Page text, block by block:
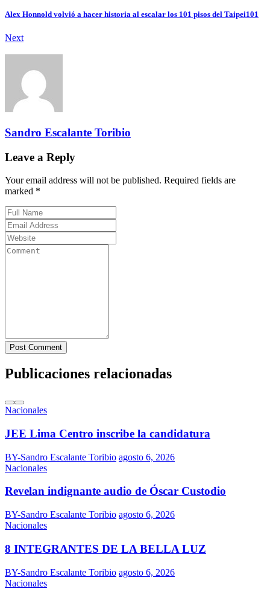
Alex Honnold volvió a hacer historia al escalar los 101 pisos del Taipei101
Next
Sandro Escalante Toribio
Leave a Reply
Your email address will not be published. Required fields are
marked *
Post Comment
Publicaciones relacionadas
Nacionales
JEE Lima Centro inscribe la candidatura
BY-Sandro Escalante Toribio agosto 6, 2026
Nacionales
Revelan indignante audio de Óscar Custodio
BY-Sandro Escalante Toribio agosto 6, 2026
Nacionales
8 INTEGRANTES DE LA BELLA LUZ
BY-Sandro Escalante Toribio agosto 6, 2026
Nacionales